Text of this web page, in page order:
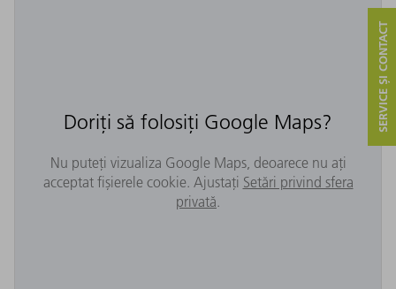
Doriți să folosiți Google Maps?
Nu puteți vizualiza Google Maps, deoarece nu ați
acceptat fișierele cookie. Ajustați Setări privind sfera
privată.
SERVICE ȘI CONTACT